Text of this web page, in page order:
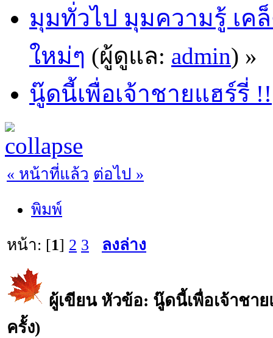
มุมทั่วไป มุมความรู้ เค
ใหม่ๆ (ผู้ดูแล: admin) »
นู๊ดนี้เพื่อเจ้าชายแฮร์รี่ !!
« หน้าที่แล้ว ต่อไป »
พิมพ์
หน้า: [1] 2 3 ลงล่าง
ผู้เขียนหัวข้อ: นู๊ดนี้เพื่อเจ้าชา
ครั้ง)